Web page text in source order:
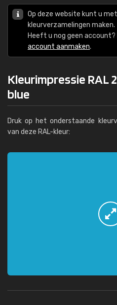
Op deze website kunt u
kleurverzamelingen maken.
Heeft u nog geen
account aanmaken.
Kleurimpressie RAL
blue
Druk op het onderstaande
van deze RAL-kleur: